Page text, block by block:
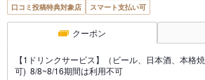
口コミ投稿特典対象店 スマート支払い可
クーポン
【1ドリンクサービス】（ビール、日本酒、本格
可) 8/8~8/16期間は利用不可